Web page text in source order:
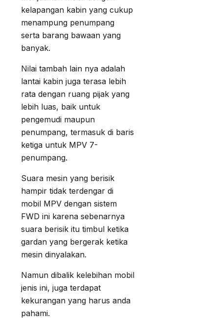
kelapangan kabin yang cukup
menampung penumpang
serta barang bawaan yang
banyak.
Nilai tambah lain nya adalah
lantai kabin juga terasa lebih
rata dengan ruang pijak yang
lebih luas, baik untuk
pengemudi maupun
penumpang, termasuk di baris
ketiga untuk MPV 7-
penumpang.
Suara mesin yang berisik
hampir tidak terdengar di
mobil MPV dengan sistem
FWD ini karena sebenarnya
suara berisik itu timbul ketika
gardan yang bergerak ketika
mesin dinyalakan.
Namun dibalik kelebihan mobil
jenis ini, juga terdapat
kekurangan yang harus anda
pahami.